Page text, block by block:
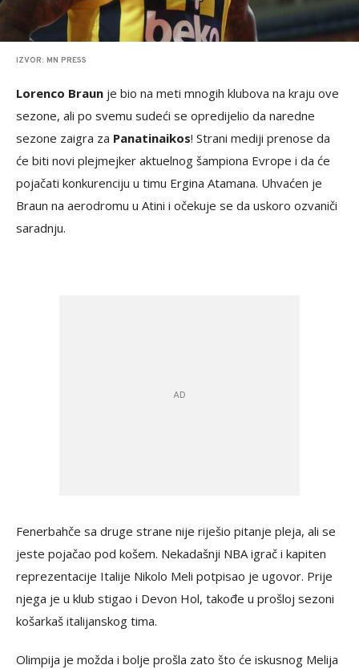
IZVOR: MN PRESS
Lorenco Braun je bio na meti mnogih klubova na kraju ove
sezone, ali po svemu sudeći se opredijelio da naredne
sezone zaigra za Panatinaikos! Strani mediji prenose da
će biti novi plejmejker aktuelnog šampiona Evrope i da će
pojačati konkurenciju u timu Ergina Atamana. Uhvaćen je
Braun na aerodromu u Atini i očekuje se da uskoro ozvaniči
saradnju.
Fenerbahče sa druge strane nije riješio pitanje pleja, ali se
jeste pojačao pod košem. Nekadašnji NBA igrač i kapiten
reprezentacije Italije Nikolo Meli potpisao je ugovor. Prije
njega je u klub stigao i Devon Hol, takođe u prošloj sezoni
košarkaš italijanskog tima.
Olimpija je možda i bolje prošla zato što će iskusnog Melija